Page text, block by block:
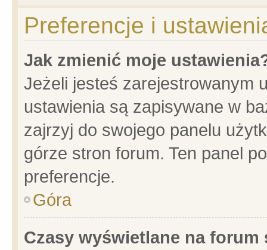
Preferencje i
Jak zmienić moje
Jeżeli jesteś zarejestrowanym
ustawienia są zapisywane w
zajrzyj do swojego panelu
górze stron forum. Ten panel
preferencje.
Góra
Czasy wyświetlane na forum